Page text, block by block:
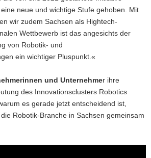
eine neue und wichtige Stufe gehoben. Mit
wir zudem Sachsen als Hightech-
Wettbewerb ist das angesichts der
von Robotik- und
ein wichtiger Pluspunkt.«
und Unternehmer ihre
des Innovationsclusters Robotics
es gerade jetzt entscheidend ist,
Robotik-Branche in Sachsen gemeinsam